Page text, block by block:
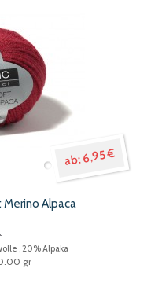
6,95 €
Alpaca
, 20% Alpaka
gr